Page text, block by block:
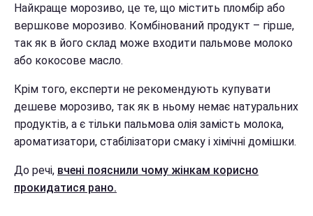
Найкраще морозиво, це те, що містить пломбір або
вершкове морозиво. Комбінований продукт – гірше,
так як в його склад може входити пальмове молоко
або кокосове масло.
Крім того, експерти не рекомендують купувати
дешеве морозиво, так як в ньому немає натуральних
продуктів, а є тільки пальмова олія замість молока,
ароматизатори, стабілізатори смаку і хімічні домішки.
До речі, вчені пояснили чому жінкам корисно
прокидатися рано.